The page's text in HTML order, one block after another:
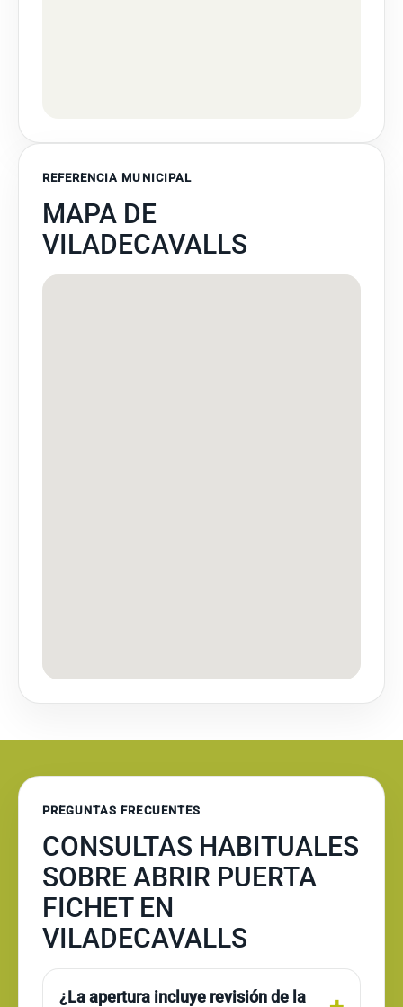
REFERENCIA MUNICIPAL
MAPA DE
VILADECAVALLS
PREGUNTAS FRECUENTES
CONSULTAS HABITUALES
SOBRE ABRIR PUERTA
FICHET EN
VILADECAVALLS
¿La apertura incluye revisión de la